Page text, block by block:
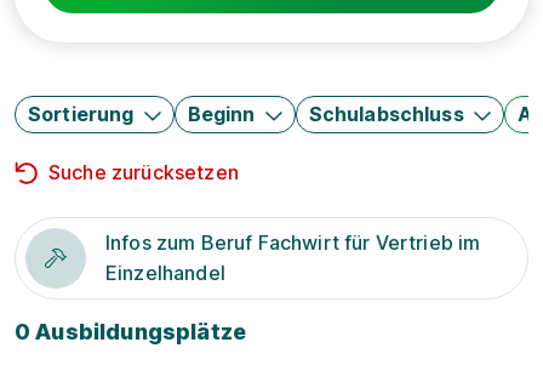
Sortierung Beginn Schulabschluss
Suche zurücksetzen
Infos zum Beruf Fachwirt für Vertrieb im
Einzelhandel
0 Ausbildungsplätze